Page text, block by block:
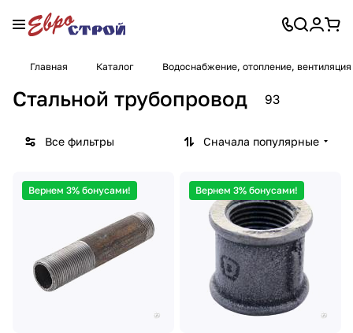
Главная Каталог Водоснабжение, отопление, вентиляция
Стальной трубопровод 93
Все фильтры Сначала популярные
Вернем 3% бонусами! Вернем 3% бонусами!